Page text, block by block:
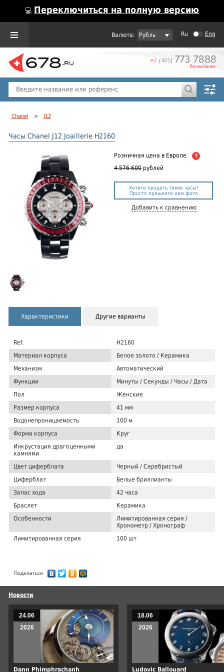
💻 Переключиться на полную версию
Рубль Ru Eng
Chanel > J12
Часы Chanel J12 Joaillerie H2160
Розничная цена в Европе ?
4 576 600 рублей
Хотите продать такие часы?
Просто пришлите нам фото
Добавить к сравнению
Характеристики Другие варианты
Ref.
H2160
Материал корпуса
Белое золото / Керамика
Механизм
Автоматический
Функции
Минуты / Секунды / Часы / Дата
Пол
Женские
Размер корпуса
41 мм
Водонепроницаемость
100 м
Форма корпуса
Круг
Инкрустация драгоценными
камнями
да
Цвет циферблата
Черный / Серебристый
Циферблат
Белые бриллианты
Запас хода
42 часа
Браслет
Керамика
Особенности
Лимитированная серия /
Хронометр / Хронограф
Лимитированная серия
100 шт
Поделиться
Новости
24.06
2026
Dann Phimphrachanh
18.06
2026
Ludovic Ballouard